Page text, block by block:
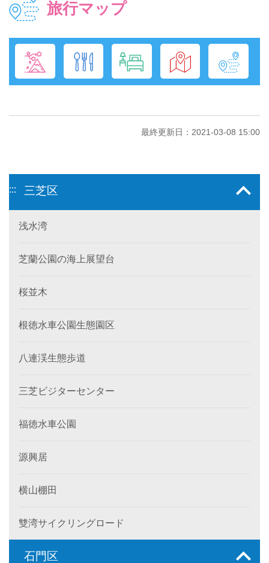
旅行マップ
最終更新日：2021-03-08 15:00
::: 三芝区
浅水湾
芝蘭公園の海上展望台
桜並木
根徳水車公園生態園区
八連渓生態歩道
三芝ビジターセンター
福徳水車公園
源興居
横山棚田
雙湾サイクリングロード
石門区